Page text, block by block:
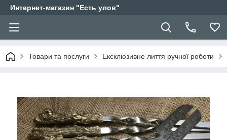
Интернет-магазин "Есть улов"
Товари та послуги Ексклюзивне лиття ручної роботи